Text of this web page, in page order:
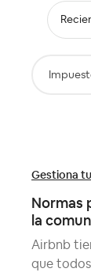
Gestiona
Normas
la
Airbnb
que